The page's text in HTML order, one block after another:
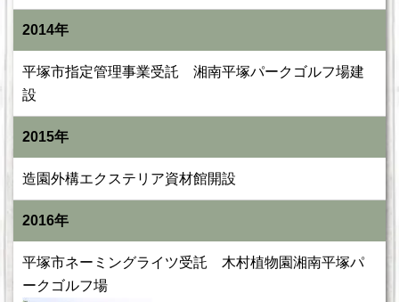
2014年
平塚市指定管理事業受託 湘南平塚パークゴルフ場建
設
2015年
造園外構エクステリア資材館開設
2016年
平塚市ネーミングライツ受託 木村植物園湘南平塚パ
ークゴルフ場